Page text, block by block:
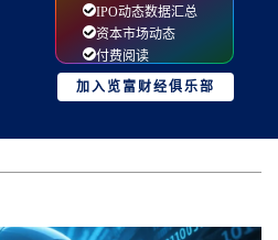
IPO动态数据汇总
资本市场动态
付费阅读
加入览富财经俱乐部